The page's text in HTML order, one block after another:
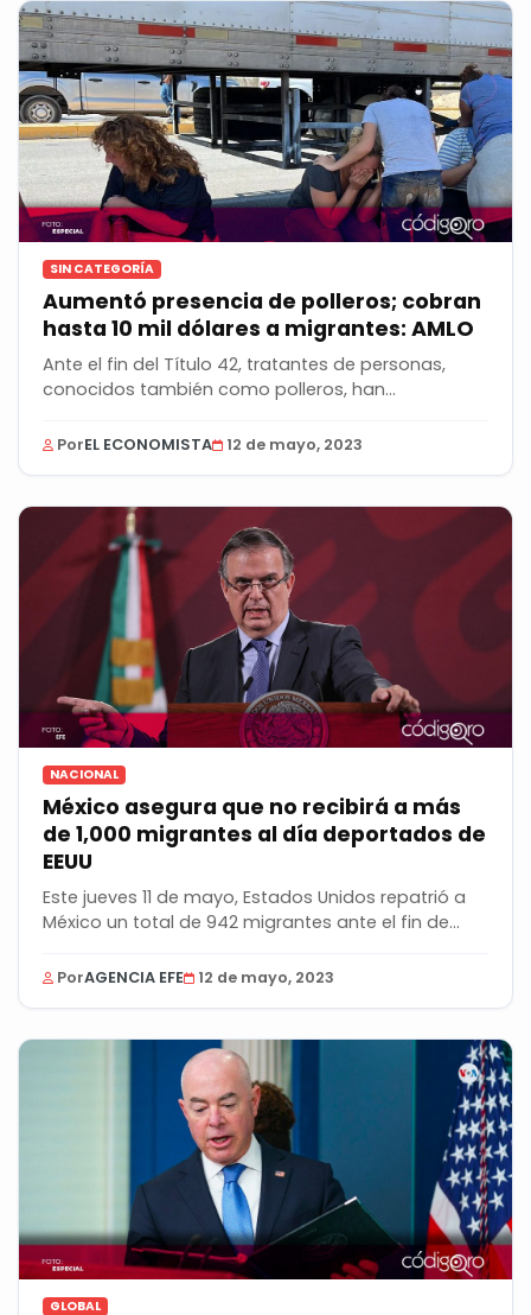
SIN CATEGORÍA
Aumentó presencia de polleros; cobran
hasta 10 mil dólares a migrantes: AMLO
Ante el fin del Título 42, tratantes de personas,
conocidos también como polleros, han
PorEL ECONOMISTA 12 de mayo, 2023
NACIONAL
México asegura que no recibirá a más
de 1,000 migrantes al día deportados de
EEUU
Este jueves 11 de mayo, Estados Unidos repatrió a
México un total de 942 migrantes ante el fin de...
PorAGENCIA EFE 12 de mayo, 2023
GLOBAL